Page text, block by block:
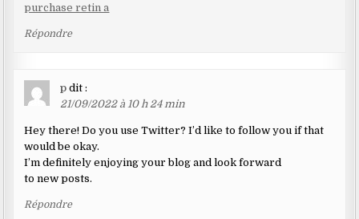
purchase retin a
Répondre
p dit :
21/09/2022 à 10 h 24 min
Hey there! Do you use Twitter? I’d like to follow you if that
would be okay.
I’m definitely enjoying your blog and look forward
to new posts.
Répondre